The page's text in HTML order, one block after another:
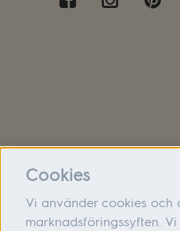
Cookies
Vi använder cookies och
marknadsföringssyften.